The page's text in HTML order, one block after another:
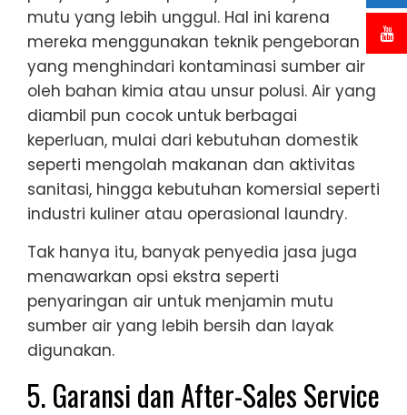
mutu yang lebih unggul. Hal ini karena
mereka menggunakan teknik pengeboran
yang menghindari kontaminasi sumber air
oleh bahan kimia atau unsur polusi. Air yang
diambil pun cocok untuk berbagai
keperluan, mulai dari kebutuhan domestik
seperti mengolah makanan dan aktivitas
sanitasi, hingga kebutuhan komersial seperti
industri kuliner atau operasional laundry.
Tak hanya itu, banyak penyedia jasa juga
menawarkan opsi ekstra seperti
penyaringan air untuk menjamin mutu
sumber air yang lebih bersih dan layak
digunakan.
5. Garansi dan After-Sales Service